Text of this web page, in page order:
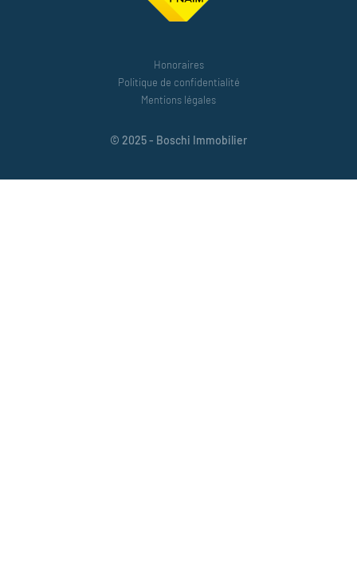
Honoraires
Politique de confidentialité
Mentions légales
© 2025 - Boschi Immobilier